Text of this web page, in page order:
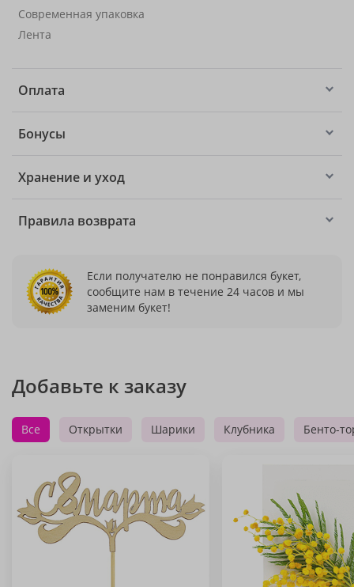
Современная упаковка
Лента
Оплата
Бонусы
Хранение и уход
Правила возврата
Если получателю не понравился букет,
сообщите нам в течение 24 часов и мы
заменим букет!
Добавьте к заказу
Все Открытки Шарики Клубника Бенто-